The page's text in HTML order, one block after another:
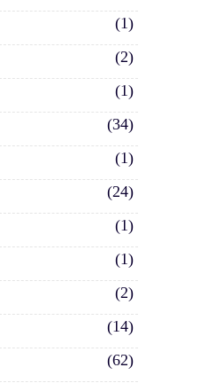
(1)
(2)
(1)
(34)
(1)
(24)
(1)
(1)
(2)
(14)
(62)